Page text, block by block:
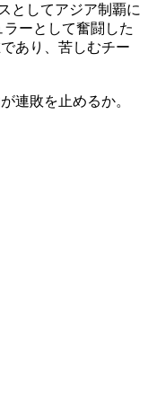
としてアジア制覇に
ーとして奮闘した
あり、苦しむチー
連敗を止めるか。